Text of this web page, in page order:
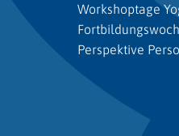
Workshoptage
Perspektive